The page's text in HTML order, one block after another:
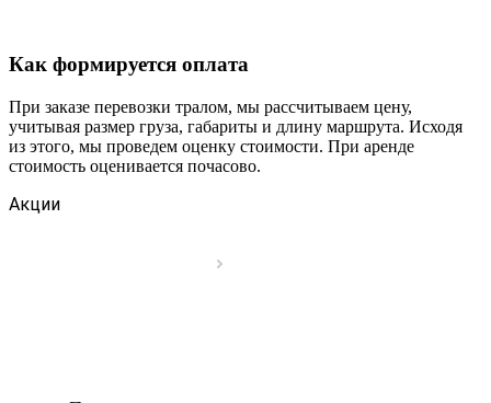
Как формируется оплата
При заказе перевозки тралом, мы рассчитываем цену,
учитывая размер груза, габариты и длину маршрута. Исходя
из этого, мы проведем оценку стоимости. При аренде
стоимость оценивается почасово.
Акции